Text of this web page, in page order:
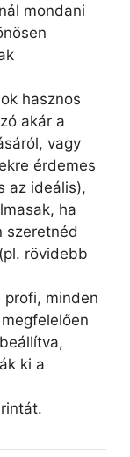
mondani
hasznos
akár a
vagy
érdemes
az ideális),
ha
szeretnéd
rövidebb
profi, minden
ki a